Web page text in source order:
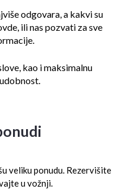
odgovara, a kakvi su
ili nas pozvati za sve
kao i maksimalnu
veliku ponudu. Rezervišite
u vožnji.